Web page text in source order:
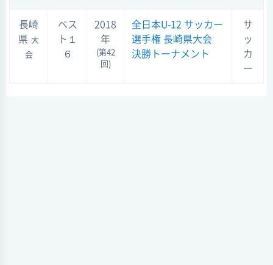
長崎
県 大
会
ベス
ト１
６
2018
年
(第42
回)
全日本U-12 サッカー
選手権 長崎県大会
決勝トーナメント
サ
ッ
カ
ー